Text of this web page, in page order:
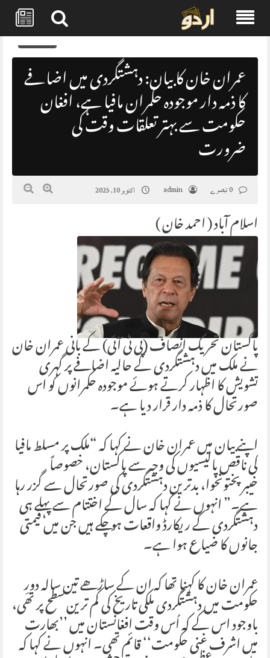
Skip
content
0
عمران خان کا بیان: دہشتگردی میں اضافے
کا ذمہ دار موجودہ حکمران مافیا ہے، افغان
حکومت سے بہتر تعلقات وقت کی
ضرورت
admin اکتوبر 10, 2025
اسلام آباد ( احمد خان )
پاکستان تحریک انصاف (پی ٹی آئی) کے بانی عمران خان
نے ملک میں دہشتگردی کے حالیہ اضافے پر گہری
تشویش کا اظہار کرتے ہوئے موجودہ حکمرانوں کو اس
صورتحال کا ذمہ دار قرار دیا ہے۔
اپنے بیان میں عمران خان نے کہا کہ “ملک پر مسلط مافیا
کی ناقص پالیسیوں کی وجہ سے پاکستان، خصوصاً
خیبرپختونخوا، بدترین دہشتگردی کی صورتحال سے گزر رہا
ہے۔” انہوں نے کہا کہ سال کے اختتام سے پہلے ہی
دہشتگردی کے ریکارڈ واقعات ہو چکے ہیں جن میں قیمتی
جانوں کا ضیاع ہوا ہے۔
عمران خان کا کہنا تھا کہ ان کے ساڑھے تین سالہ دورِ
حکومت میں دہشتگردی ملکی تاریخ کی کم ترین سطح پر تھی،
باوجود اس کے کہ اُس وقت افغانستان میں ’’بھارت
میں اشرف غنی حکومت‘‘ قائم تھی۔ انہوں نے کہا کہ